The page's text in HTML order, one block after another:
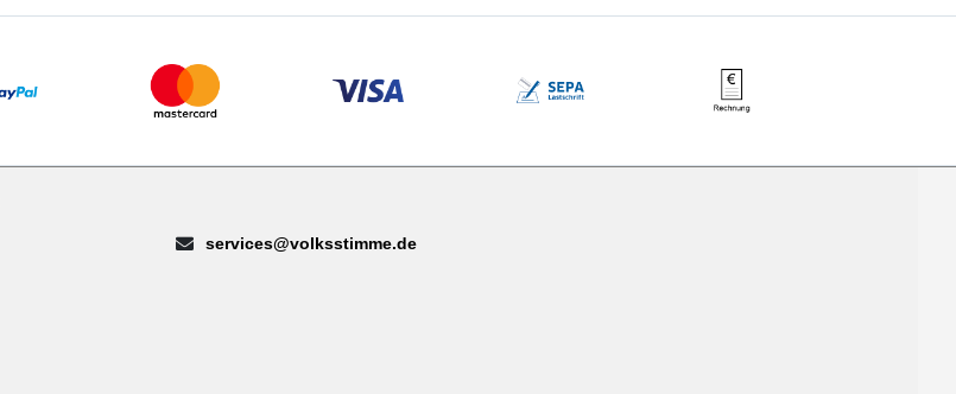
Wir akzeptieren: PayPal, Mastercard, Visa, SEPA, Rechnung
E-Mail:services@volksstimme.de